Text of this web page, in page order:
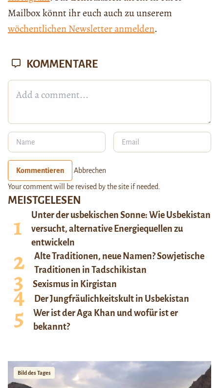
Mailbox könnt ihr euch auch zu unserem
wöchentlichen Newsletter anmelden.
MEISTGELESEN
Unter der usbekischen Sonne: Wie Usbekistan
versucht, alternative Energiequellen zu
entwickeln
Alte Traditionen, neue Namen? Sowjetische
Traditionen in Tadschikistan
Sexismus in Kirgistan
Der Jungfräulichkeitskult in Usbekistan
Wer ist der Aga Khan und wofür ist er
bekannt?
Bild des Tages
KOMMENTARE
Kommentieren Abbrechen
Your comment will be revised by the site if needed.